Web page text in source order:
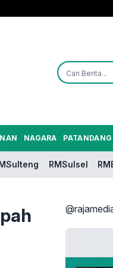
NAGARA PATANDANG
RMSulsel